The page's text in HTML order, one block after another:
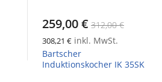
259,00 € 312,00 €
308,21 € inkl. MwSt.
Bartscher
Induktionskocher IK 35SK